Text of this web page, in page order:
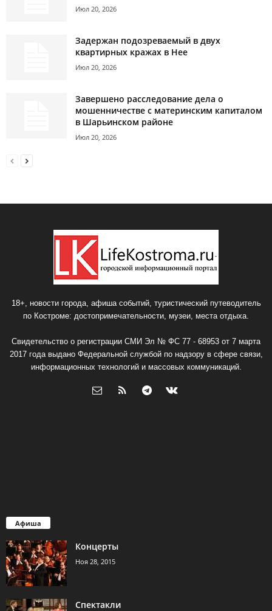
Июл 20, 2026
Задержан подозреваемый в двух
квартирных кражах в Нее
Июл 20, 2026
Завершено расследование дела о
мошенничестве с материнским капиталом
в Шарьинском районе
Июл 20, 2026
18+, новости города, афиша событий, туристический путеводитель
по Костроме: достопримечательности, музеи, места отдыха.
Свидетельство о регистрации СМИ Эл № ФС 77 - 68953 от 7 марта
2017 года выдано Федеральной службой по надзору в сфере связи,
информационных технологий и массовых коммуникаций.
Афиша
Концерты
Ноя 28, 2015
Спектакли